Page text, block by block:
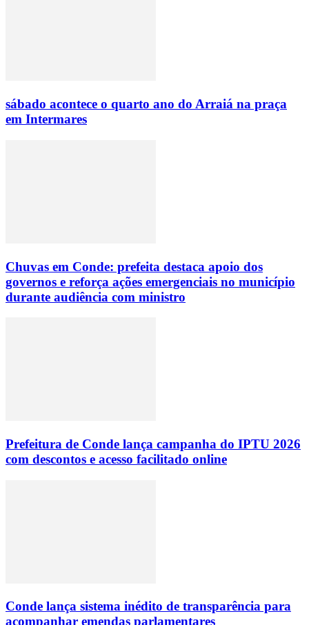
sábado acontece o quarto ano do Arraiá na praça
em Intermares
Chuvas em Conde: prefeita destaca apoio dos
governos e reforça ações emergenciais no município
durante audiência com ministro
Prefeitura de Conde lança campanha do IPTU 2026
com descontos e acesso facilitado online
Conde lança sistema inédito de transparência para
acompanhar emendas parlamentares